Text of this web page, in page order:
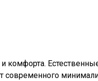
комфорта.
современного